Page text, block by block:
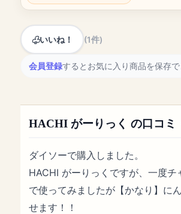
いいね！ (1件)
会員登録するとお気に入り商品を保存で
HACHI がーりっく の口コミ
ダイソーで購入しました。
HACHI がーりっくですが、一度チ
で使ってみましたが【かなり】に
せます！！